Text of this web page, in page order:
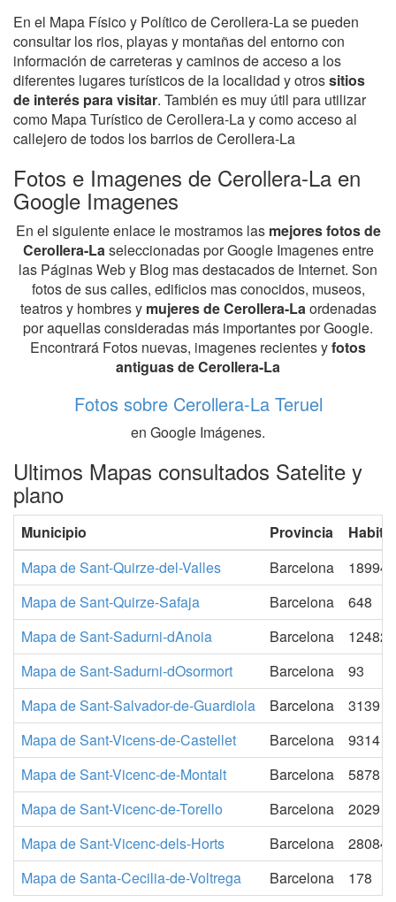
En el Mapa Físico y Político de Cerollera-La se pueden
consultar los rios, playas y montañas del entorno con
información de carreteras y caminos de acceso a los
diferentes lugares turísticos de la localidad y otrossitios
de interés para visitar. También es muy útil para utilizar
como Mapa Turístico de Cerollera-La y como acceso al
callejero de todos los barrios de Cerollera-La
Fotos e Imagenes de Cerollera-La en
Google Imagenes
En el siguiente enlace le mostramos las mejores fotos de
Cerollera-Laseleccionadas por Google Imagenes entre
las Páginas Web y Blog mas destacados de Internet. Son
fotos de sus calles, edificios mas conocidos, museos,
teatros y hombres y mujeres de Cerollera-Laordenadas
por aquellas consideradas más importantes por Google.
Encontrará Fotos nuevas, imagenes recientes yfotos
antiguas de Cerollera-La
Fotos sobre Cerollera-La Teruel
en Google Imágenes.
Ultimos Mapas consultados Satelite y
plano
Municipio Provincia
Mapa de Sant-Quirze-del-Valles
Barcelona
18994
Mapa de Sant-Quirze-Safaja
Barcelona
648
Mapa de Sant-Sadurni-dAnoia
Barcelona
12482
Mapa de Sant-Sadurni-dOsormort
Barcelona
93
Mapa de Sant-Salvador-de-Guardiola
Barcelona
3139
Mapa de Sant-Vicens-de-Castellet
Barcelona
9314
Mapa de Sant-Vicenc-de-Montalt
Barcelona
5878
Mapa de Sant-Vicenc-de-Torello
Barcelona
2029
Mapa de Sant-Vicenc-dels-Horts
Barcelona
28084
Mapa de Santa-Cecilia-de-Voltrega
Barcelona 178